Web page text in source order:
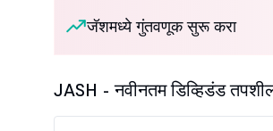
जॅशमध्ये गुंतवणूक सुरू करा
JASH - नवीनतम डिव्हिडंड